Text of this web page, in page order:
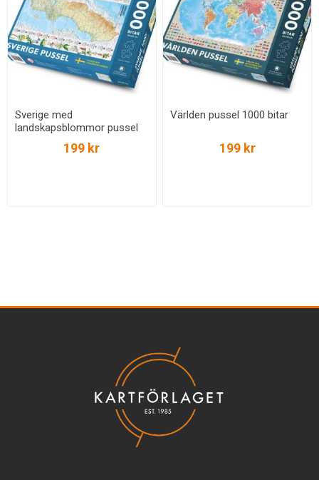
Sverige med
landskapsblommor pussel
199 kr
Världen pussel 1000 bitar
199 kr